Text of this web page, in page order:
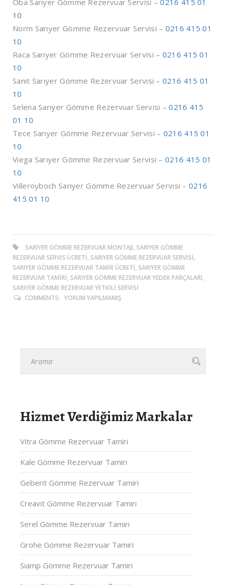
Oba Sarıyer Gömme Rezervuar Servisi –0216 415 01
10
Norm Sarıyer Gömme Rezervuar Servisi – 0216 415 01
10
Raca Sarıyer Gömme Rezervuar Servisi – 0216 415 01
10
Sanit Sarıyer Gömme Rezervuar Servisi – 0216 415 01
10
Selena Sarıyer Gömme Rezervuar Servisi –0216 415
01 10
Tece Sarıyer Gömme Rezervuar Servisi – 0216 415 01
10
Viega Sarıyer Gömme Rezervuar Servisi – 0216 415 01
10
Villeroyboch Sarıyer Gömme Rezervuar Servisi –0216
415 01 10
SARIYER GÖMME REZERVUAR MONTAJI, SARIYER GÖMME
REZERVUAR SERVIS ÜCRETI, SARIYER GÖMME REZERVUAR SERVISI,
SARIYER GÖMME REZERVUAR TAMIR ÜCRETI, SARIYER GÖMME
REZERVUAR TAMIRI, SARIYER GÖMME REZERVUAR YEDEK PARÇALARI,
SARIYER GÖMME REZERVUAR YETKILI SERVISI
COMMENTS: YORUM YAPILMAMIŞ
Hizmet Verdiğimiz Markalar
Vitra Gömme Rezervuar Tamiri
Kale Gömme Rezervuar Tamiri
Geberit Gömme Rezervuar Tamiri
Creavit Gömme Rezervuar Tamiri
Serel Gömme Rezervuar Tamiri
Grohe Gömme Rezervuar Tamiri
Siamp Gömme Rezervuar Tamiri